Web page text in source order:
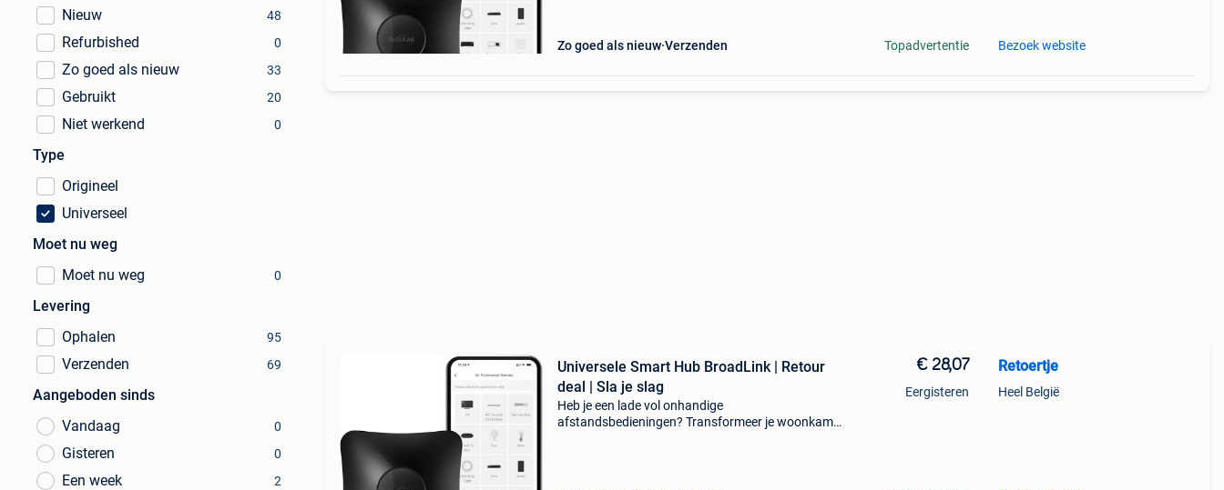
Nieuw
48
Refurbished 0
Zo goed als nieuw 33
Gebruikt 20
Niet werkend 0
Type
Origineel
Universeel
Moet nu weg
Moet nu weg
0
Levering
Ophalen
95
Verzenden 69
Aangeboden sinds
Vandaag
0
Gisteren 0
Een week 2
Zo goed als nieuw Verzenden Topadvertentie Bezoek website
Universele Smart Hub BroadLink | Retour
deal | Sla je slag
Heb je een lade vol onhandige
afstandsbedieningen? Transformeer je woonkamer
€ 28,07
Eergisteren
Retoertje
Heel België